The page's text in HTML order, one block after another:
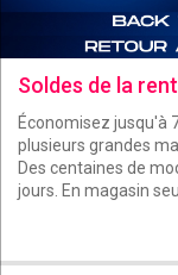
Soldes de la
Économisez jusqu'à
plusieurs grandes
Des centaines de
jours. En magasin